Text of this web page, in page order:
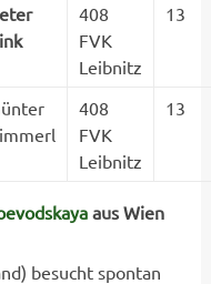
408
FVK
Leibnitz
13
408
FVK
Leibnitz
13
aus Wien
besucht spontan